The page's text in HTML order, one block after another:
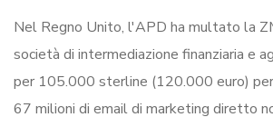
Nel Regno Unito, l'APD ha multato la
società di intermediazione finanziaria e
per 105.000 sterline (120.000 euro)
67 milioni di email di marketing diretto